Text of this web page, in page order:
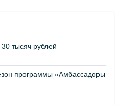
тысяч рублей
программы «Амбассадоры